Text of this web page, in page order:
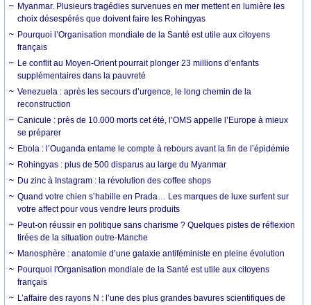
Myanmar. Plusieurs tragédies survenues en mer mettent en lumière les
choix désespérés que doivent faire les Rohingyas
Pourquoi l’Organisation mondiale de la Santé est utile aux citoyens
français
Le conflit au Moyen-Orient pourrait plonger 23 millions d’enfants
supplémentaires dans la pauvreté
Venezuela : après les secours d’urgence, le long chemin de la
reconstruction
Canicule : près de 10.000 morts cet été, l’OMS appelle l’Europe à mieux
se préparer
Ebola : l’Ouganda entame le compte à rebours avant la fin de l’épidémie
Rohingyas : plus de 500 disparus au large du Myanmar
Du zinc à Instagram : la révolution des coffee shops
Quand votre chien s’habille en Prada… Les marques de luxe surfent sur
votre affect pour vous vendre leurs produits
Peut-on réussir en politique sans charisme ? Quelques pistes de réflexion
tirées de la situation outre-Manche
Manosphère : anatomie d’une galaxie antiféministe en pleine évolution
Pourquoi l'Organisation mondiale de la Santé est utile aux citoyens
français
L’affaire des rayons N : l’une des plus grandes bavures scientifiques de